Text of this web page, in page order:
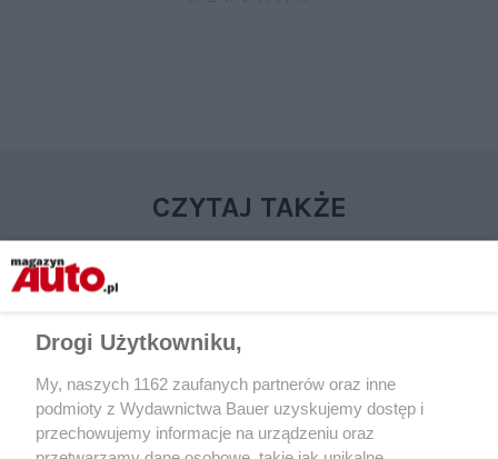
CZYTAJ TAKŻE
Drogi Użytkowniku,
My, naszych 1162 zaufanych partnerów oraz inne
podmioty z Wydawnictwa Bauer uzyskujemy dostęp i
przechowujemy informacje na urządzeniu oraz